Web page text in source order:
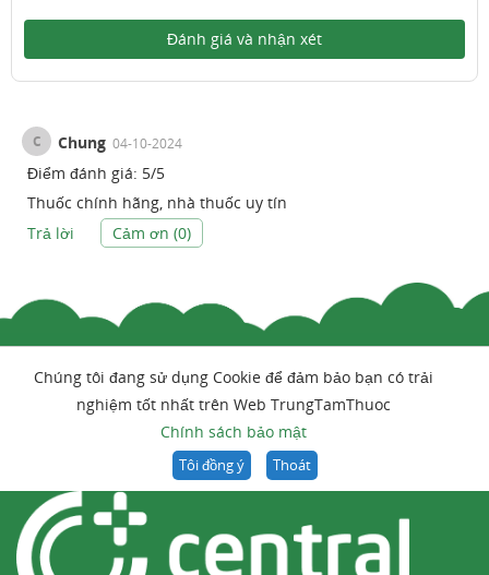
Đánh giá và nhận xét
C Chung 04-10-2024
Điểm đánh giá: 5/5
Thuốc chính hãng, nhà thuốc uy tín
Trả lời
Cảm ơn (0)
Chúng tôi đang sử dụng Cookie để đảm bảo bạn có trải
nghiệm tốt nhất trên Web TrungTamThuoc
Chính sách bảo mật
Tôi đồng ý Thoát